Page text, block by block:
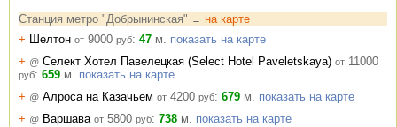
Станция метро "Добрынинская" → на карте
+ Шелтон от 9000 руб: 47 м. показать на карте
+ @ Селект Хотел Павелецкая (Select Hotel Paveletskaya) от 11000
руб: 659 м. показать на карте
+ @ Алроса на Казачьем от 4200 руб: 679 м. показать на карте
+ @ Варшава от 5800 руб: 738 м. показать на карте